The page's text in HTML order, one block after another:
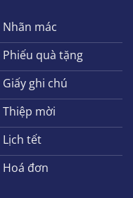
Nhãn mác
Phiếu quà tặng
Giấy ghi chú
Thiệp mời
Lịch tết
Hoá đơn